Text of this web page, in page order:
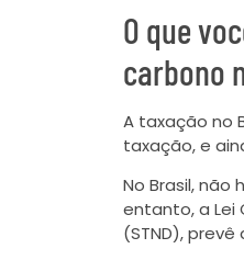
O que
carbono
A taxação no
taxação, e
No Brasil,
entanto, a Lei
(STND),